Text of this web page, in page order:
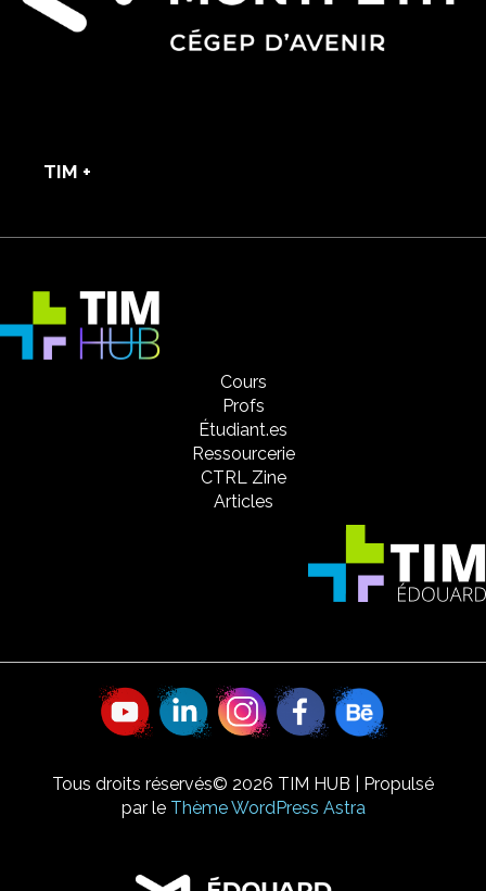
TIM +
Cours
Profs
Étudiant.es
Ressourcerie
CTRL Zine
Articles
Tous droits réservés© 2026 TIM HUB | Propulsé
par le Thème WordPress Astra